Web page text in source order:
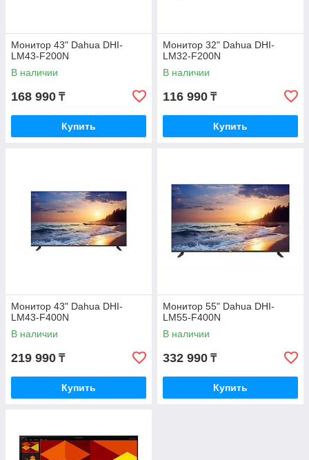
Монитор 43" Dahua DHI-
LM43-F200N
В наличии
168 990 ₸
Купить
Монитор 32" Dahua DHI-
LM32-F200N
В наличии
116 990 ₸
Купить
Монитор 43" Dahua DHI-
LM43-F400N
В наличии
219 990 ₸
Купить
Монитор 55" Dahua DHI-
LM55-F400N
В наличии
332 990 ₸
Купить